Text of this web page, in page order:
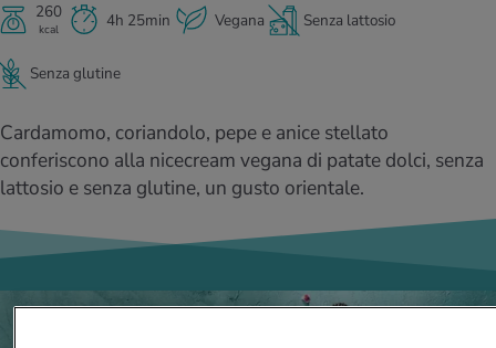
e intolleranze
nutritive
Calcolatore BMI
invernali
D’ATTUALITÀ NELL’AMBITO MOVIMENTO
Calcola il consumo calorico
D’ATTUALITÀ NELL’AMBITO RILASSAMENTO
Lavoro e salute
delle donne
fisici
mediche
Abbassare la pressione sanguigna
D’ATTUALITÀ NELL’AMBITO SERVIZIO
260
kcal 4h 25min Vegana Senza lattosio
Senza glutine
Cardamomo, coriandolo, pepe e anice stellato
conferiscono alla nicecream vegana di patate dolci, senza
lattosio e senza glutine, un gusto orientale.